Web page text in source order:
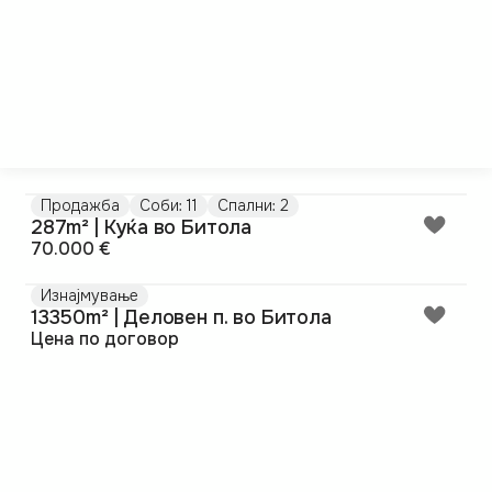
Продажба Соби: 11 Спални: 2
287m² | Куќа во Битола
70.000 €
Изнајмување
13350m² | Деловен п. во Битола
Цена по договор